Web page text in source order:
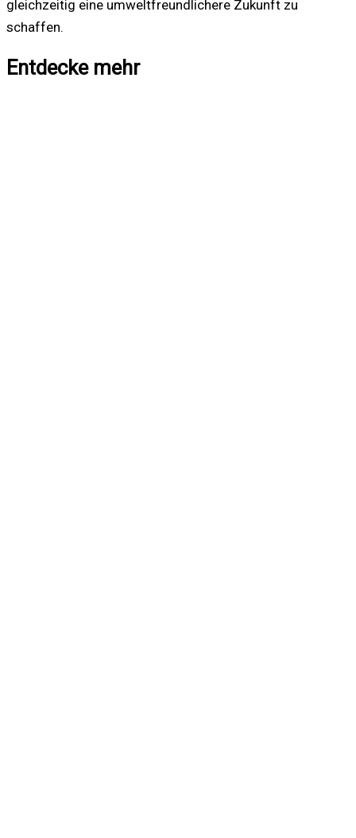
gleichzeitig eine umweltfreundlichere Zukunft zu
schaffen.
Entdecke mehr